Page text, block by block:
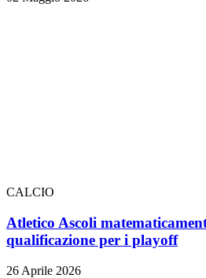
CALCIO
Atletico Ascoli
qualificazione per i playoff
26 Aprile 2026